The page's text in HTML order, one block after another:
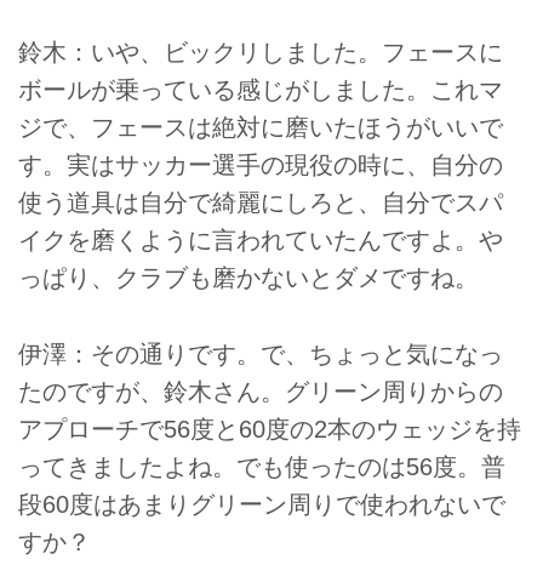
鈴木：いや、ビックリしました。フェースに
ボールが乗っている感じがしました。これマ
ジで、フェースは絶対に磨いたほうがいいで
す。実はサッカー選手の現役の時に、自分の
使う道具は自分で綺麗にしろと、自分でスパ
イクを磨くように言われていたんですよ。や
っぱり、クラブも磨かないとダメですね。
伊澤：その通りです。で、ちょっと気になっ
たのですが、鈴木さん。グリーン周りからの
アプローチで56度と60度の2本のウェッジを持
ってきましたよね。でも使ったのは56度。普
段60度はあまりグリーン周りで使われないで
すか？